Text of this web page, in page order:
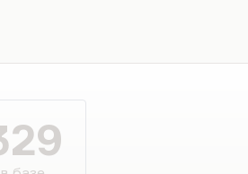
который просто я
некоторых детей, духовно
страданий, не
это…